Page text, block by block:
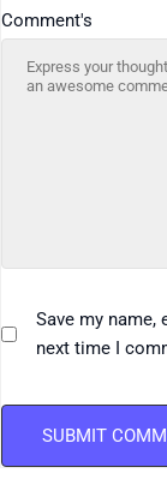
Comment's
Save my
next time I